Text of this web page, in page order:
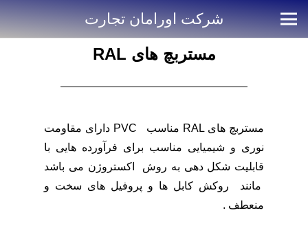
شرکت اورامان تجارت
مستربچ های RAL
مستربچ های RAL مناسب PVC دارای مقاومت
نوری و شیمیایی مناسب برای فرآورده هایی با
قابلیت شکل دهی به روش اکستروژن می باشد
مانند روکش کابل ها و پروفیل های سخت و
منعطف .